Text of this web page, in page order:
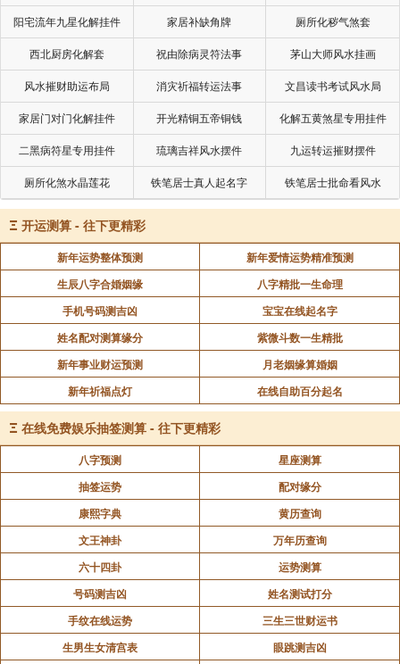
阳宅流年九星化解挂件 家居补缺角牌 厕所化秽气煞套
西北厨房化解套 祝由除病灵符法事 茅山大师风水挂画
风水摧财助运布局 消灾祈福转运法事 文昌读书考试风水局
家居门对门化解挂件 开光精铜五帝铜钱 化解五黄煞星专用挂件
二黑病符星专用挂件 琉璃吉祥风水摆件 九运转运摧财摆件
厕所化煞水晶莲花 铁笔居士真人起名字 铁笔居士批命看风水
Ξ 开运测算 - 往下更精彩
新年运势整体预测
新年爱情运势精准预测
生辰八字合婚姻缘
八字精批一生命理
手机号码测吉凶
宝宝在线起名字
姓名配对测算缘分
紫微斗数一生精批
新年事业财运预测
月老姻缘算婚姻
新年祈福点灯
在线自助百分起名
Ξ 在线免费娱乐抽签测算 - 往下更精彩
八字预测
星座测算
抽签运势
配对缘分
康熙字典
黄历查询
文王神卦
万年历查询
六十四卦
运势测算
号码测吉凶
姓名测试打分
手纹在线运势
三生三世财运书
生男生女清宫表
眼跳测吉凶